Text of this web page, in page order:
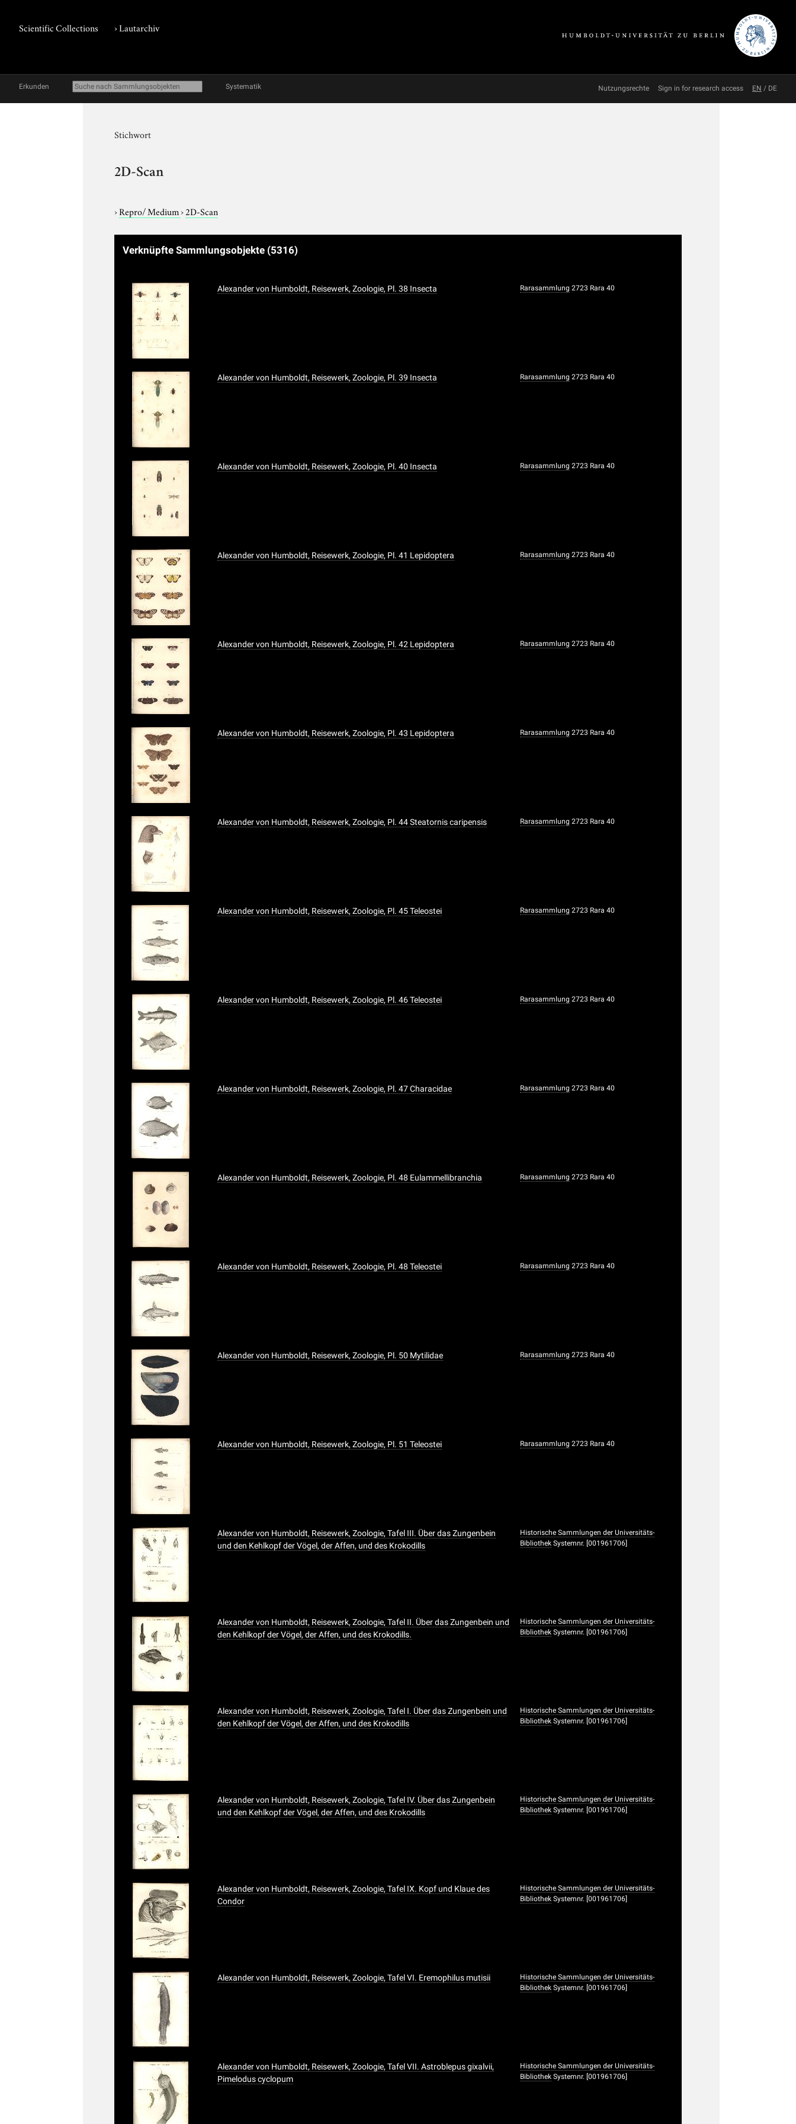
Scientific Collections ›Lautarchiv
Erkunden Systematik Nutzungsrechte Sign in for research access EN / DE
Stichwort
2D-Scan
›Repro/ Medium›2D-Scan
Verknüpfte Sammlungsobjekte (5316)
Alexander von Humboldt, Reisewerk, Zoologie, Pl. 38 Insecta Rarasammlung 2723 Rara 40
Alexander von Humboldt, Reisewerk, Zoologie, Pl. 39 Insecta Rarasammlung 2723 Rara 40
Alexander von Humboldt, Reisewerk, Zoologie, Pl. 40 Insecta Rarasammlung 2723 Rara 40
Alexander von Humboldt, Reisewerk, Zoologie, Pl. 41 Lepidoptera Rarasammlung 2723 Rara 40
Alexander von Humboldt, Reisewerk, Zoologie, Pl. 42 Lepidoptera Rarasammlung 2723 Rara 40
Alexander von Humboldt, Reisewerk, Zoologie, Pl. 43 Lepidoptera Rarasammlung 2723 Rara 40
Alexander von Humboldt, Reisewerk, Zoologie, Pl. 44 Steatornis caripensis Rarasammlung 2723 Rara 40
Alexander von Humboldt, Reisewerk, Zoologie, Pl. 45 Teleostei Rarasammlung 2723 Rara 40
Alexander von Humboldt, Reisewerk, Zoologie, Pl. 46 Teleostei Rarasammlung 2723 Rara 40
Alexander von Humboldt, Reisewerk, Zoologie, Pl. 47 Characidae Rarasammlung 2723 Rara 40
Alexander von Humboldt, Reisewerk, Zoologie, Pl. 48 Eulammellibranchia Rarasammlung 2723 Rara 40
Alexander von Humboldt, Reisewerk, Zoologie, Pl. 48 Teleostei Rarasammlung 2723 Rara 40
Alexander von Humboldt, Reisewerk, Zoologie, Pl. 50 Mytilidae Rarasammlung 2723 Rara 40
Alexander von Humboldt, Reisewerk, Zoologie, Pl. 51 Teleostei Rarasammlung 2723 Rara 40
Alexander von Humboldt, Reisewerk, Zoologie, Tafel III. Über das Zungenbein
und den Kehlkopf der Vögel, der Affen, und des Krokodills
Historische Sammlungen der Universitäts-
Bibliothek Systemnr. [001961706]
Alexander von Humboldt, Reisewerk, Zoologie, Tafel II. Über das Zungenbein und
den Kehlkopf der Vögel, der Affen, und des Krokodills.
Historische Sammlungen der Universitäts-
Bibliothek Systemnr. [001961706]
Alexander von Humboldt, Reisewerk, Zoologie, Tafel I. Über das Zungenbein und
den Kehlkopf der Vögel, der Affen, und des Krokodills
Historische Sammlungen der Universitäts-
Bibliothek Systemnr. [001961706]
Alexander von Humboldt, Reisewerk, Zoologie, Tafel IV. Über das Zungenbein
und den Kehlkopf der Vögel, der Affen, und des Krokodills
Historische Sammlungen der Universitäts-
Bibliothek Systemnr. [001961706]
Alexander von Humboldt, Reisewerk, Zoologie, Tafel IX. Kopf und Klaue des
Condor
Historische Sammlungen der Universitäts-
Bibliothek Systemnr. [001961706]
Alexander von Humboldt, Reisewerk, Zoologie, Tafel VI. Eremophilus mutisii
Historische Sammlungen der Universitäts-
Bibliothek Systemnr. [001961706]
Alexander von Humboldt, Reisewerk, Zoologie, Tafel VII. Astroblepus gixalvii,
Pimelodus cyclopum
Historische Sammlungen der Universitäts-
Bibliothek Systemnr. [001961706]